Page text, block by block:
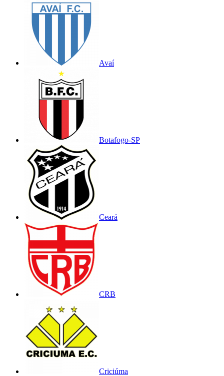
Avaí
Botafogo-SP
Ceará
CRB
Criciúma